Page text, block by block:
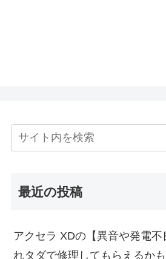
最近の投稿
アクセラ XDの【異音や発電不
れタダで修理してもらえるかも